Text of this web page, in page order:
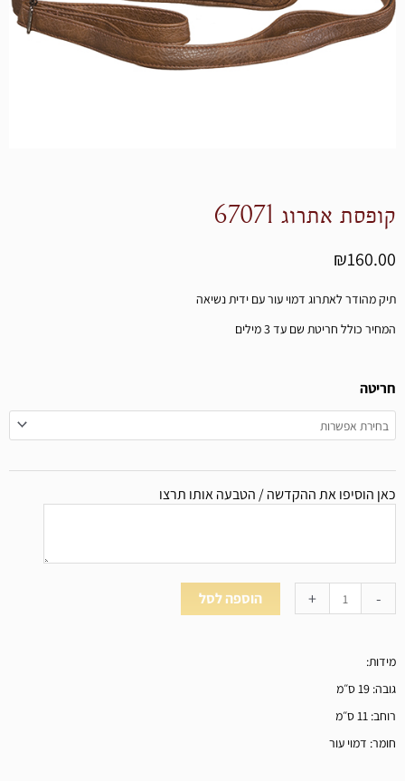
אתרוג 67071
₪
מהודר לאתרוג דמוי עור עם ידית נשיאה
כולל חריטת שם עד 3 מילים
הוסיפו את ההקדשה / הטבעה אותו תרצו
הוספה לסל
ס״מ
11 ס״מ
דמוי עור